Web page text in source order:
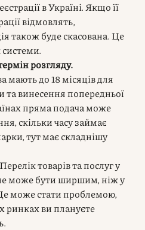
в Україні. Якщо її
відмовлять,
також буде скасована. Це
розгляду.
мають до 18 місяців для
та винесення попередньої
пряма подача може
скільки часу займає
тут має складнішу
Перелік товарів та послуг у
може бути ширшим, ніж у
може стати проблемою,
ви плануєте